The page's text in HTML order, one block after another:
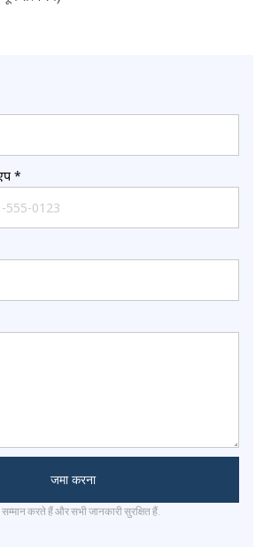
*
+1
जमा करना
करते हैं और सभी जानकारी सुरक्षित हैं.